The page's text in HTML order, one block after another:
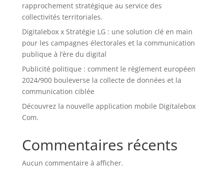
rapprochement stratégique au service des
collectivités territoriales.
Digitalebox x Stratégie LG : une solution clé en main
pour les campagnes électorales et la communication
publique à l’ère du digital
Publicité politique : comment le règlement européen
2024/900 bouleverse la collecte de données et la
communication ciblée
Découvrez la nouvelle application mobile Digitalebox
Com.
Commentaires récents
Aucun commentaire à afficher.